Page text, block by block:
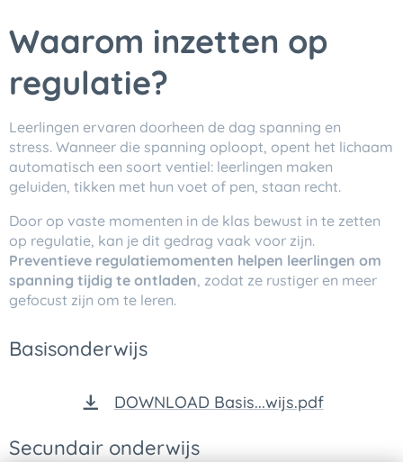
Waarom inzetten op
regulatie?
Leerlingen ervaren doorheen de dag spanning en
stress. Wanneer die spanning oploopt, opent het lichaam
automatisch een soort ventiel: leerlingen maken
geluiden, tikken met hun voet of pen, staan recht.
Door op vaste momenten in de klas bewust in te zetten
op regulatie, kan je dit gedrag vaak voor zijn.
Preventieve regulatiemomenten helpen leerlingen om
spanning tijdig te ontladen, zodat ze rustiger en meer
gefocust zijn om te leren.
Basisonderwijs
DOWNLOAD Basis...wijs.pdf
Secundair onderwijs